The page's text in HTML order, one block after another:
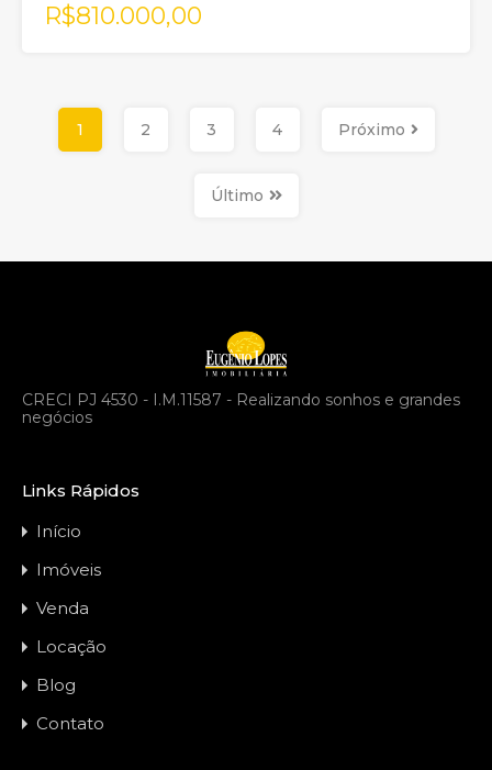
R$810.000,00
1 2 3 4 Próximo
Último
CRECI PJ 4530 - I.M.11587 - Realizando sonhos e grandes
negócios
Links Rápidos
Início
Imóveis
Venda
Locação
Blog
Contato